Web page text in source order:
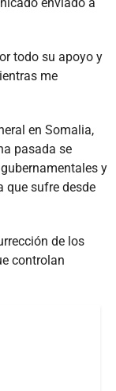
enviado a
todo su apoyo y
me
en Somalia,
pasada se
y
que sufre desde
de los
controlan